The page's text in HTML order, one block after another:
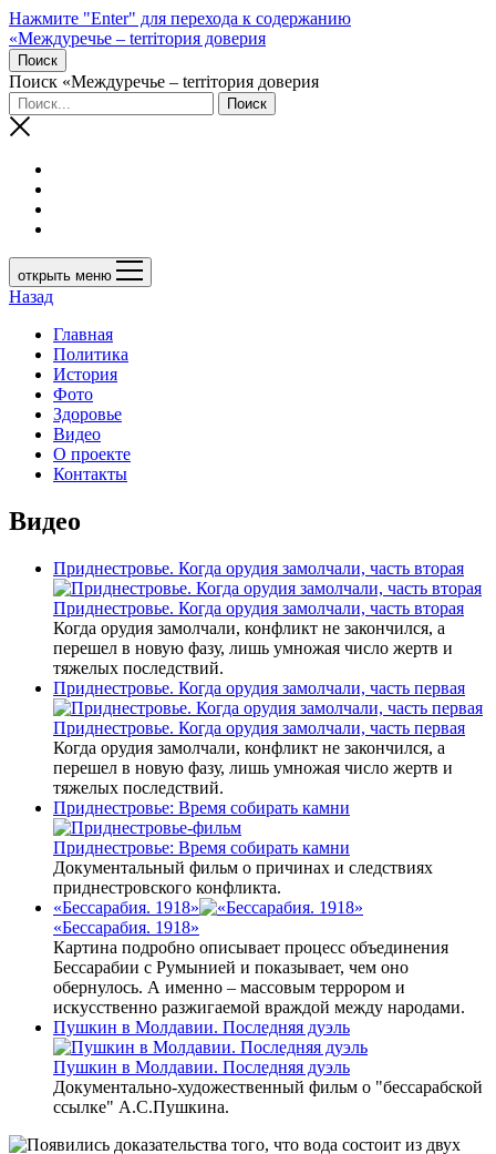
Нажмите "Enter" для перехода к содержанию
«Междуречье – terriтория доверия
Поиск
Поиск «Междуречье – terriтория доверия
открыть меню
Назад
Главная
Политика
История
Фото
Здоровье
Видео
О проекте
Контакты
Видео
Приднестровье. Когда орудия замолчали, часть вторая
Приднестровье. Когда орудия замолчали, часть вторая
Когда орудия замолчали, конфликт не закончился, а
перешел в новую фазу, лишь умножая число жертв и
тяжелых последствий.
Приднестровье. Когда орудия замолчали, часть первая
Приднестровье. Когда орудия замолчали, часть первая
Когда орудия замолчали, конфликт не закончился, а
перешел в новую фазу, лишь умножая число жертв и
тяжелых последствий.
Приднестровье: Время собирать камни
Приднестровье: Время собирать камни
Документальный фильм о причинах и следствиях
приднестровского конфликта.
«Бессарабия. 1918»
«Бессарабия. 1918»
Картина подробно описывает процесс объединения
Бессарабии с Румынией и показывает, чем оно
обернулось. А именно – массовым террором и
искусственно разжигаемой враждой между народами.
Пушкин в Молдавии. Последняя дуэль
Пушкин в Молдавии. Последняя дуэль
Документально-художественный фильм о "бессарабской
ссылке" А.С.Пушкина.